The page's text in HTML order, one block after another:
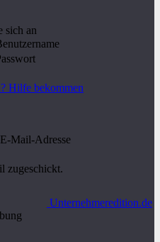
sich an
Hilfe bekommen
Mail-Adresse
zugeschickt.
Unternehmeredition.de